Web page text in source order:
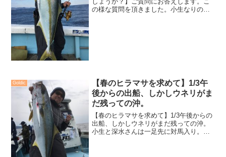
の様な質問を頂きました。小生なりの返
Goldic
【春のヒラマサを求めて】1/3午
後からの出船、しかしウネリがま
だ残っての沖。
【春のヒラマサを求めて】1/3午後からの
出船、しかしウネリがまだ残っての沖。
小生と深水さんは一足先に対馬入り。船